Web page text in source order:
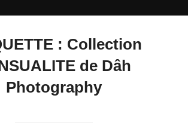
: Collection
de Dâh
Photography